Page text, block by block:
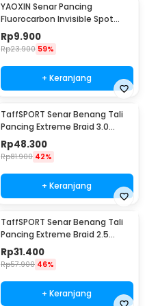
YAOXIN Senar Pancing
Fluorocarbon Invisible Spot
Fishing Line 100M 4.0 - OY0068
Rp9.900
Rp23.900 59%
+ Keranjang
TaffSPORT Senar Benang Tali
Pancing Extreme Braid 3.0
500M - FM-PEL
Rp48.300
Rp81.900 42%
+ Keranjang
TaffSPORT Senar Benang Tali
Pancing Extreme Braid 2.5
300M - FM-PEL
Rp31.400
Rp57.900 46%
+ Keranjang